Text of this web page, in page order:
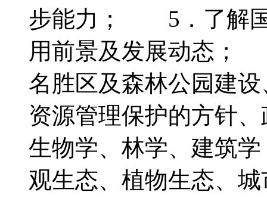
步能力； 5．了解国
用前景及发展动态；
名胜区及森林公园建
资源管理保护的方针
生物学、林学、建筑
观生态、植物生态、